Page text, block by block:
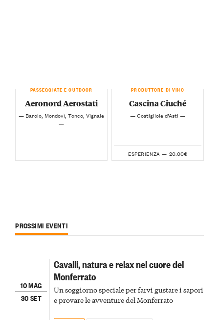
PASSEGGIATE E OUTDOOR
Aeronord Aerostati
— Barolo, Mondovì, Tonco, Vignale
—
PRODUTTORE DI VINO
Cascina Ciuché
— Costigliole d’Asti —
ESPERIENZA — 20.00€
PROSSIMI EVENTI
10 MAG
30 SET
Cavalli, natura e relax nel cuore del
Monferrato
Un soggiorno speciale per farvi gustare i sapori
e provare le avventure del Monferrato